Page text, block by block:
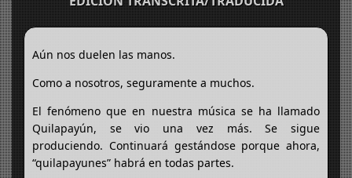
Aún nos duelen las manos.
Como a nosotros, seguramente a muchos.
El fenómeno que en nuestra música se ha llamado
Quilapayún, se vio una vez más. Se sigue
produciendo. Continuará gestándose porque ahora,
“quilapayunes” habrá en todas partes.